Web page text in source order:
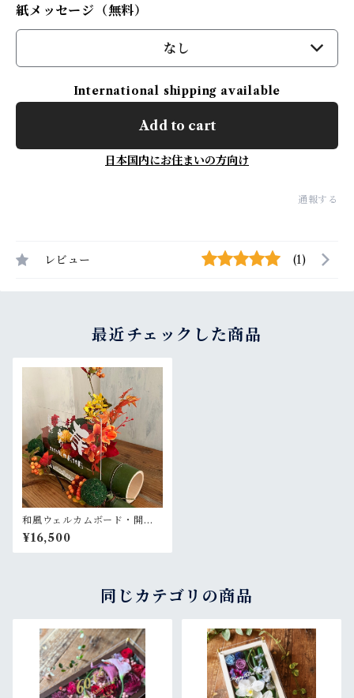
紙メッセージ（無料）
なし
International shipping available
Add to cart
日本国内にお住まいの方向け
通報する
レビュー (1)
最近チェックした商品
和風ウェルカムボード・開店
祝い・和婚ウェルカムボー
ド・結婚祝い【名入れ】竹ア
レンジ 和風 紅葉〈秋〉
¥16,500
同じカテゴリの商品